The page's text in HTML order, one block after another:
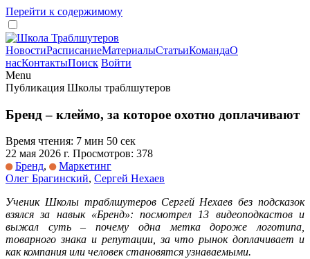
Перейти к содержимому
НовостиРасписаниеМатериалыСтатьиКомандаО
насКонтактыПоиск Войти
Menu
Публикация Школы траблшутеров
Бренд – клеймо, за которое охотно доплачивают
Время чтения: 7 мин 50 сек
22 мая 2026 г. Просмотров: 378
Бренд,
Маркетинг
Олег Брагинский, Сергей Нехаев
Ученик Школы траблшутеров Сергей Нехаев без подсказок
взялся за навык «Бренд»: посмотрел 13 видеоподкастов и
выжал суть – почему одна метка дороже логотипа,
товарного знака и репутации, за что рынок доплачивает и
как компания или человек становятся узнаваемыми.